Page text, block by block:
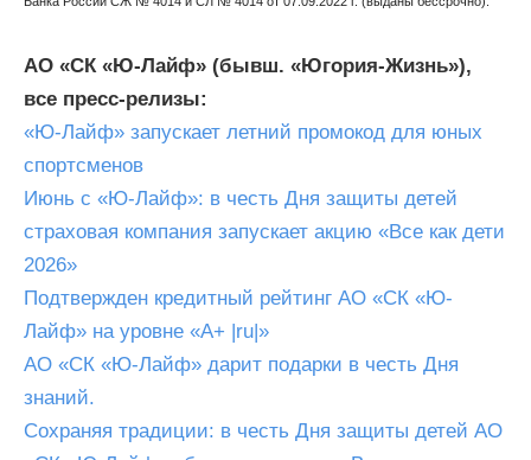
АО «СК «Ю-Лайф» (бывш. «Югория-Жизнь»),
все пресс-релизы:
«Ю-Лайф» запускает летний промокод для юных
спортсменов
Июнь с «Ю-Лайф»: в честь Дня защиты детей
страховая компания запускает акцию «Все как дети
2026»
Подтвержден кредитный рейтинг АО «СК «Ю-
Лайф» на уровне «A+ |ru|»
АО «СК «Ю-Лайф» дарит подарки в честь Дня
знаний.
Сохраняя традиции: в честь Дня защиты детей АО